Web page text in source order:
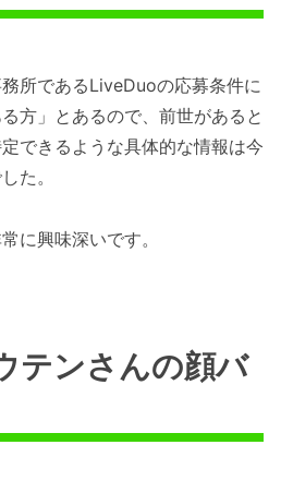
所であるLiveDuoの応募条件に
方」とあるので、前世があると
できるような具体的な情報は今
た。
に興味深いです。
テンさんの顔バ